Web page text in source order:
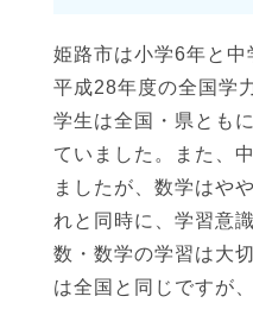
姫路市は小学6年と中
平成28年度の全国学
学生は全国・県とも
ていました。また、
ましたが、数学はや
れと同時に、学習意
数・数学の学習は大
は全国と同じですが